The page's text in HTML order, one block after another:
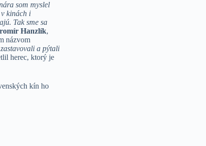
som myslel
kinách i
Tak sme sa
Hanzlík,
názvom
a pýtali
herec, ktorý je
kín ho